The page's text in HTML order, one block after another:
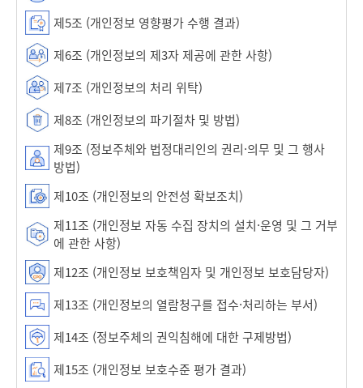
제5조 (개인정보 영향평가 수행 결과)
제6조 (개인정보의 제3자 제공에 관한 사항)
제7조 (개인정보의 처리 위탁)
제8조 (개인정보의 파기절차 및 방법)
제9조 (정보주체와 법정대리인의 권리·의무 및 그 행사
방법)
제10조 (개인정보의 안전성 확보조치)
제11조 (개인정보 자동 수집 장치의 설치·운영 및 그 거부
에 관한 사항)
제12조 (개인정보 보호책임자 및 개인정보 보호담당자)
제13조 (개인정보의 열람청구를 접수·처리하는 부서)
제14조 (정보주체의 권익침해에 대한 구제방법)
제15조 (개인정보 보호수준 평가 결과)